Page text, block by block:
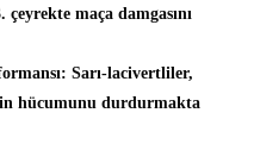
çeyrekte maça damgasını
Sarı-lacivertliler,
hücumunu durdurmakta